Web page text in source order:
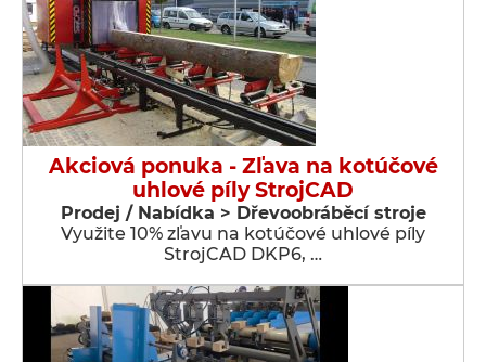
Akciová ponuka - Zľava na kotúčové
uhlové píly StrojCAD
Prodej / Nabídka > Dřevoobráběcí stroje
Využite 10% zľavu na kotúčové uhlové píly
StrojCAD DKP6, …